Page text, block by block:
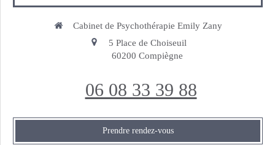
Cabinet de Psychothérapie Emily Zany
5 Place de Choiseuil
60200 Compiègne
06 08 33 39 88
Prendre rendez-vous